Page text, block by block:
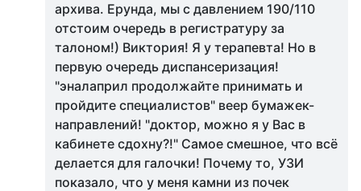
архива. Ерунда, мы с давлением 190/110
отстоим очередь в регистратуру за
талоном!) Виктория! Я у терапевта! Но в
первую очередь диспансеризация!
"эналаприл продолжайте принимать и
пройдите специалистов" веер бумажек-
направлений! "доктор, можно я у Вас в
кабинете сдохну?!" Самое смешное, что всё
делается для галочки! Почему то, УЗИ
показало, что у меня камни из почек